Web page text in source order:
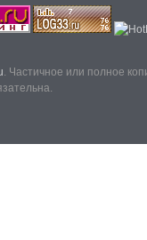
. Частичное или полное